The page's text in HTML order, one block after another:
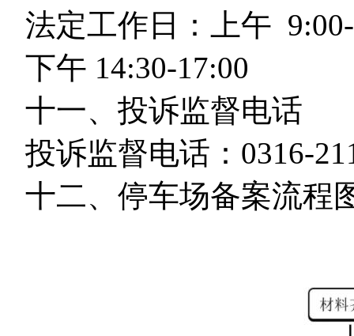
法定工作日：上午
下午 14:30-17:00
十一、投诉监督电话
投诉监督电话：0316-
十二、停车场备案流程